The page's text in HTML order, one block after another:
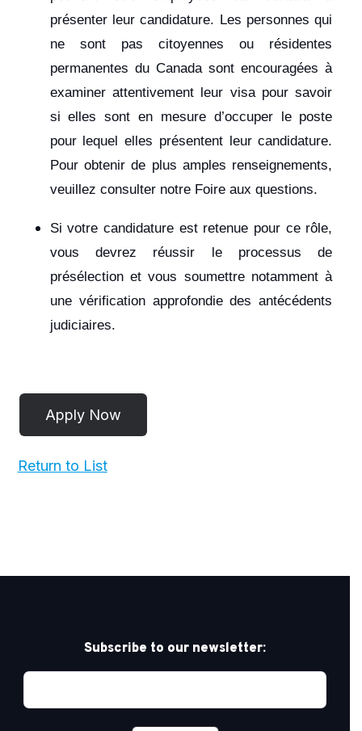
présenter leur candidature. Les personnes qui
ne sont pas citoyennes ou résidentes
permanentes du Canada sont encouragées à
examiner attentivement leur visa pour savoir
si elles sont en mesure d’occuper le poste
pour lequel elles présentent leur candidature.
Pour obtenir de plus amples renseignements,
veuillez consulter notre Foire aux questions.
Si votre candidature est retenue pour ce rôle,
vous devrez réussir le processus de
présélection et vous soumettre notamment à
une vérification approfondie des antécédents
judiciaires.
Return to List
Subscribe to our newsletter: